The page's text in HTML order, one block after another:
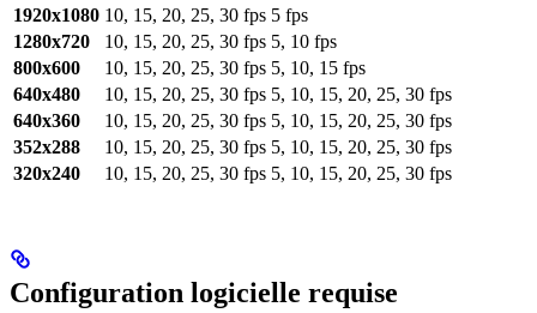
1920x1080 10, 15, 20, 25, 30 fps 5 fps
1280x720
10, 15, 20, 25, 30 fps 5, 10 fps
800x600
10, 15, 20, 25, 30 fps 5, 10, 15 fps
640x480
10, 15, 20, 25, 30 fps 5, 10, 15, 20, 25, 30 fps
640x360
10, 15, 20, 25, 30 fps 5, 10, 15, 20, 25, 30 fps
352x288
10, 15, 20, 25, 30 fps 5, 10, 15, 20, 25, 30 fps
320x240
10, 15, 20, 25, 30 fps 5, 10, 15, 20, 25, 30 fps
Configuration logicielle requise